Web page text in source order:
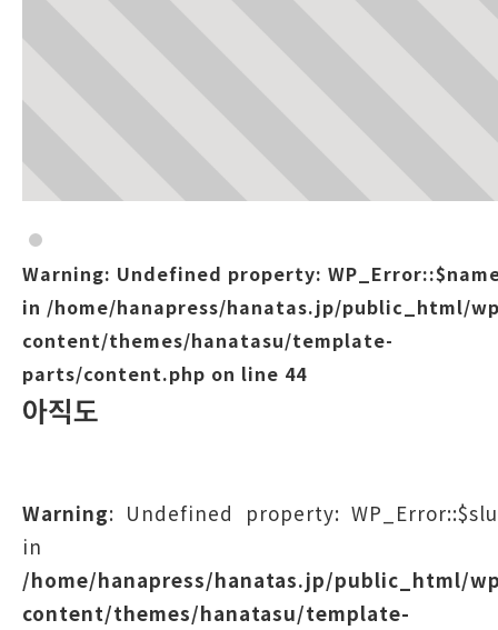
Warning: Undefined property:
in /home/hanapress/hanatas.jp/public_html/
content/themes/hanatasu/template-
parts/content.php on line 44
아직도
Warning: Undefined property:
in
/home/hanapress/hanatas.jp/public_html/
content/themes/hanatasu/template-